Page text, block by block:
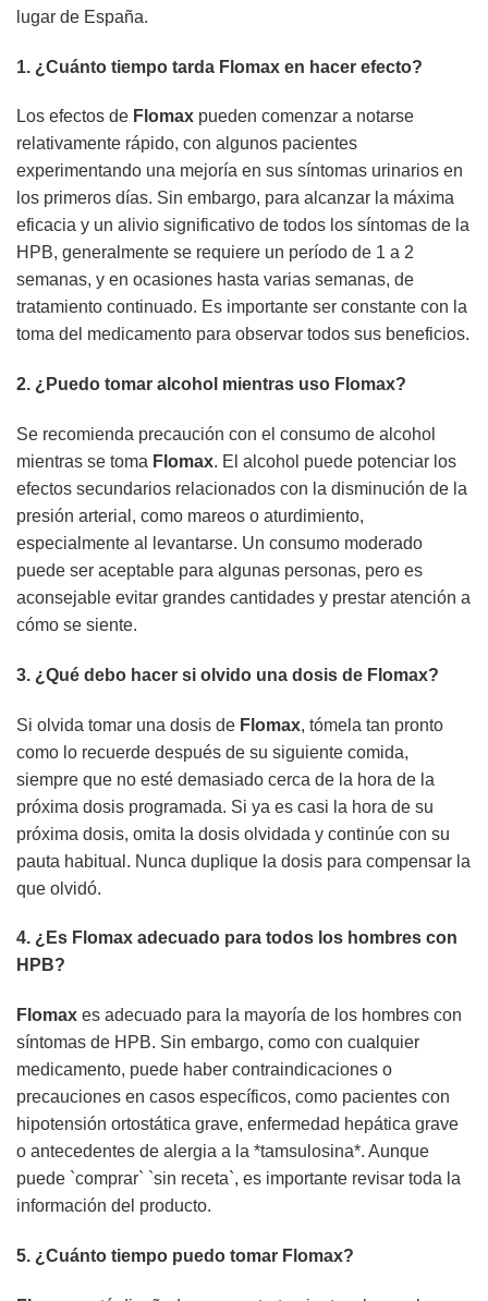
lugar de España.
1. ¿Cuánto tiempo tarda Flomax en hacer efecto?
Los efectos de Flomax pueden comenzar a notarse
relativamente rápido, con algunos pacientes
experimentando una mejoría en sus síntomas urinarios en
los primeros días. Sin embargo, para alcanzar la máxima
eficacia y un alivio significativo de todos los síntomas de la
HPB, generalmente se requiere un período de 1 a 2
semanas, y en ocasiones hasta varias semanas, de
tratamiento continuado. Es importante ser constante con la
toma del medicamento para observar todos sus beneficios.
2. ¿Puedo tomar alcohol mientras uso Flomax?
Se recomienda precaución con el consumo de alcohol
mientras se toma Flomax. El alcohol puede potenciar los
efectos secundarios relacionados con la disminución de la
presión arterial, como mareos o aturdimiento,
especialmente al levantarse. Un consumo moderado
puede ser aceptable para algunas personas, pero es
aconsejable evitar grandes cantidades y prestar atención a
cómo se siente.
3. ¿Qué debo hacer si olvido una dosis de Flomax?
Si olvida tomar una dosis de Flomax, tómela tan pronto
como lo recuerde después de su siguiente comida,
siempre que no esté demasiado cerca de la hora de la
próxima dosis programada. Si ya es casi la hora de su
próxima dosis, omita la dosis olvidada y continúe con su
pauta habitual. Nunca duplique la dosis para compensar la
que olvidó.
4. ¿Es Flomax adecuado para todos los hombres con
HPB?
Flomax es adecuado para la mayoría de los hombres con
síntomas de HPB. Sin embargo, como con cualquier
medicamento, puede haber contraindicaciones o
precauciones en casos específicos, como pacientes con
hipotensión ortostática grave, enfermedad hepática grave
o antecedentes de alergia a la *tamsulosina*. Aunque
puede `comprar` `sin receta`, es importante revisar toda la
información del producto.
5. ¿Cuánto tiempo puedo tomar Flomax?